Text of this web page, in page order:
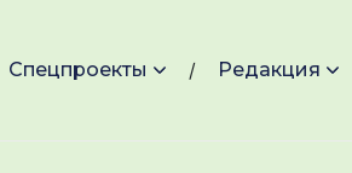
Спецпроекты Редакция